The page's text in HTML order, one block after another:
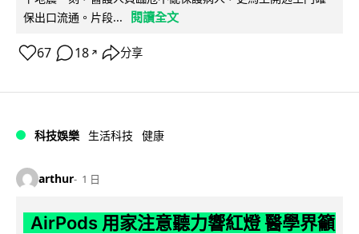
保出口流通。片段...
閱讀全文
67 18 ↗ 分享
科技娛樂 生活科技 健康
arthur 1 日
AirPods 用家注意聽力響紅燈 醫學界籲